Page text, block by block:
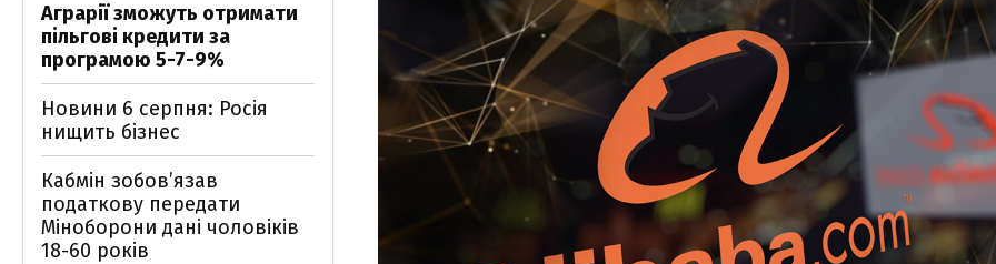
Аграрії зможуть отримати
пільгові кредити за
програмою 5-7-9%
Новини 6 серпня: Росія
нищить бізнес
Кабмін зобовʼязав
податкову передати
Міноборони дані чоловіків
18-60 років